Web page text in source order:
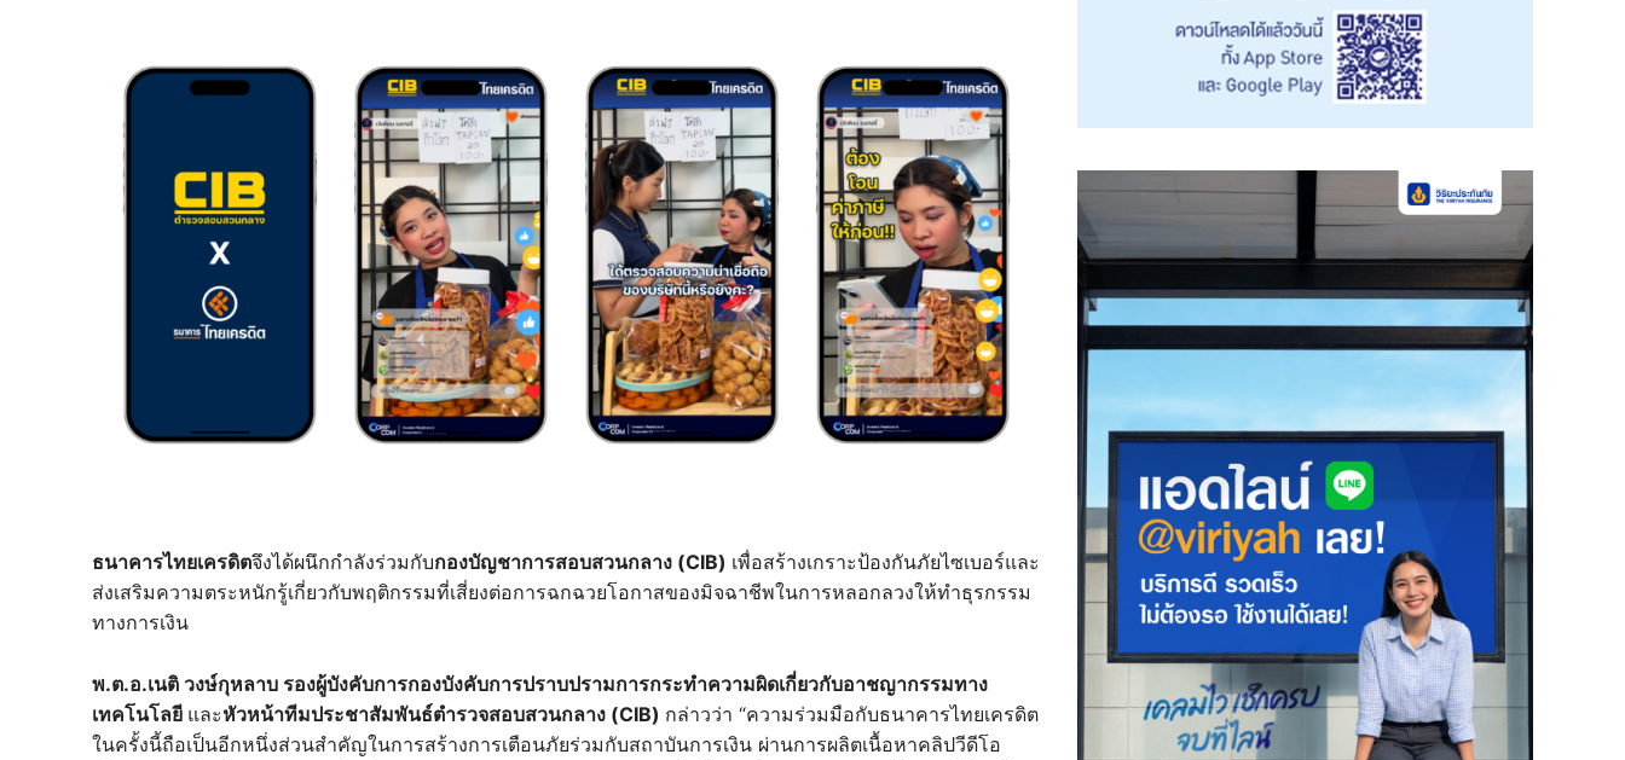
ธนาคารไทยเครดิตจึงได้ผนึกกำลังร่วมกับกองบัญชาการสอบสวนกลาง (CIB) เพื่อสร้างเกราะป้องกันภัยไซเบอร์และ
ส่งเสริมความตระหนักรู้เกี่ยวกับพฤติกรรมที่เสี่ยงต่อการฉกฉวยโอกาสของมิจฉาชีพในการหลอกลวงให้ทำธุรกรรม
ทางการเงิน
พ.ต.อ.เนติ วงษ์กุหลาบ รองผู้บังคับการกองบังคับการปราบปรามการกระทำความผิดเกี่ยวกับอาชญากรรมทาง
เทคโนโลยี และหัวหน้าทีมประชาสัมพันธ์ตำรวจสอบสวนกลาง (CIB) กล่าวว่า “ความร่วมมือกับธนาคารไทยเครดิต
ในครั้งนี้ถือเป็นอีกหนึ่งส่วนสำคัญในการสร้างการเตือนภัยร่วมกับสถาบันการเงิน ผ่านการผลิตเนื้อหาคลิปวีดีโอ